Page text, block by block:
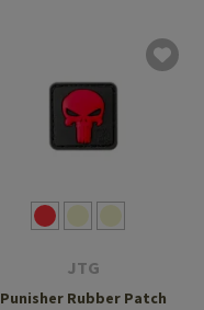
JTG
Punisher Rubber Patch